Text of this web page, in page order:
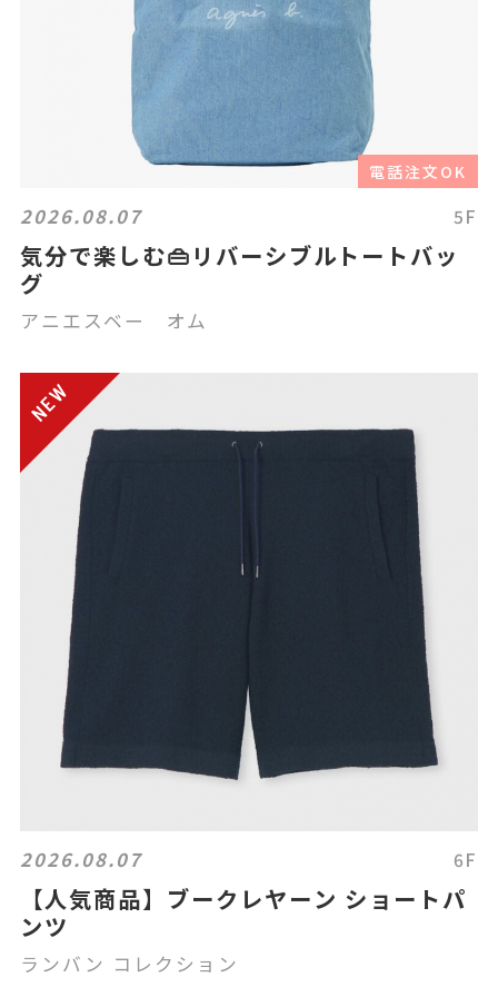
電話注文OK
2026.08.07 5F
気分で楽しむ👜リバーシブルトートバッ
グ
アニエスベー オム
2026.08.07 6F
【人気商品】ブークレヤーン ショートパ
ンツ
ランバン コレクション